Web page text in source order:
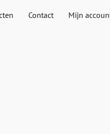
Contact Mijn